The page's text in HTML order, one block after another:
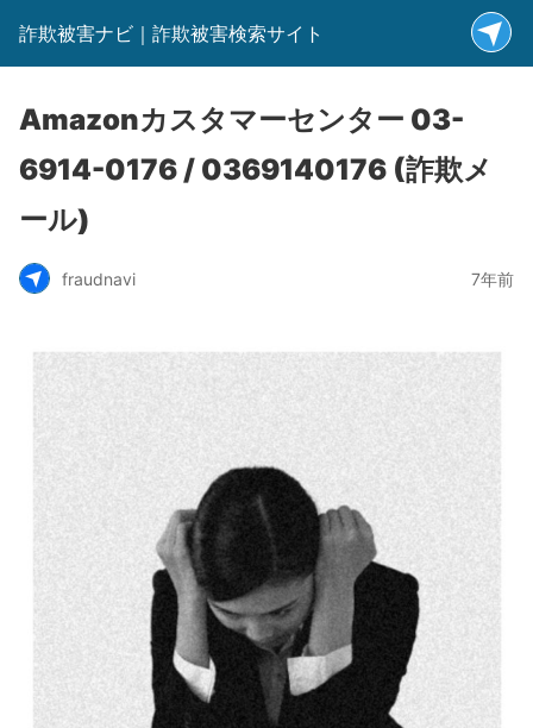
詐欺被害ナビ｜詐欺被害検索サイト
Amazonカスタマーセンター 03-
6914-0176 / 0369140176 (詐欺メ
ール)
fraudnavi 7年前